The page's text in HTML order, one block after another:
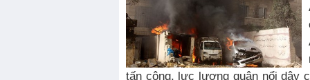
tấn công, lực lượng quân nổi dậy